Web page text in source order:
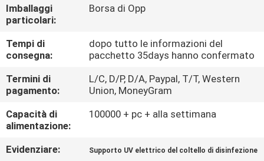
CONTROLLO
DELLA
QUALITÀ
CONTATTACI
NOTIZIE
CASI
Imballaggi
particolari:
Borsa di Opp
Tempi di
consegna:
dopo tutto le informazioni del
pacchetto 35days hanno confermato
Termini di
pagamento:
L/C, D/P, D/A, Paypal, T/T, Western
Union, MoneyGram
Capacità di
alimentazione:
100000 + pc + alla settimana
Evidenziare: Supporto UV elettrico del coltello di disinfezione